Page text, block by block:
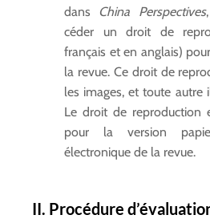
dans China Perspectives
céder un droit de
français et en anglais)
la revue. Ce droit de
les images, et toute autre
Le droit de reproduction
pour la version
électronique de la revue.
II. Procédure